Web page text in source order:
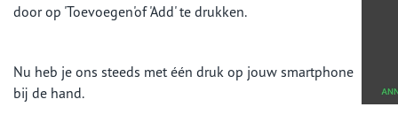
door op 'Toevoegen'of 'Add' te drukken.
Nu heb je ons steeds met één druk op jouw smartphone
bij de hand.